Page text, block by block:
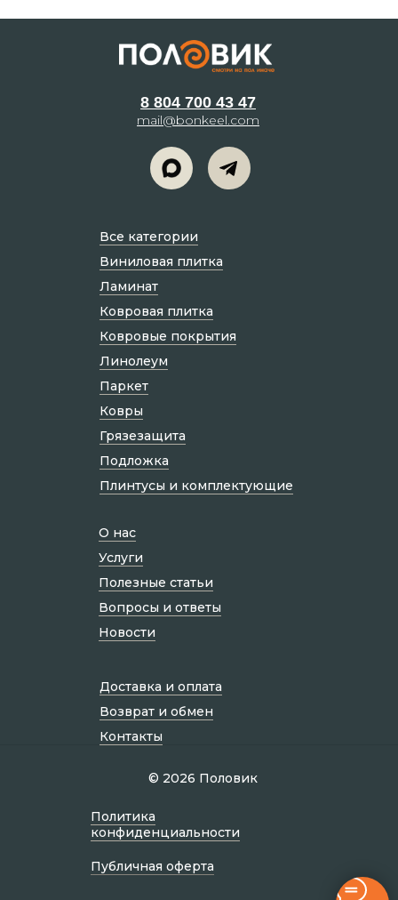
8 804 700 43 47
mail@bonkeel.com
О нас
Услуги
Полезные статьи
Вопросы и ответы
Новости
Доставка и оплата
Возврат и обмен
Контакты
© 2026 Половик
Все категории
Виниловая плитка
Ламинат
Ковровая плитка
Ковровые покрытия
Линолеум
Паркет
Ковры
Грязезащита
Подложка
Плинтусы и комплектующие
Политик а
конфиденциальности
Публичная оферта